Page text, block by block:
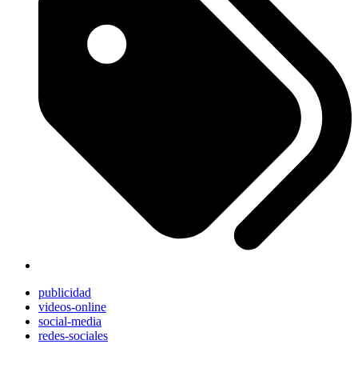
publicidad
videos-online
social-media
redes-sociales